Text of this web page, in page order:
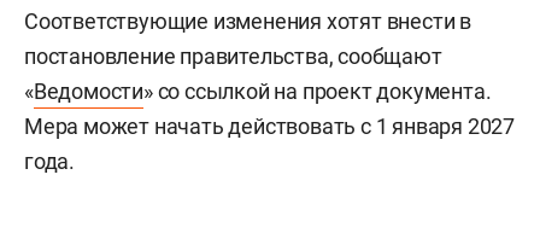
Соответствующие изменения хотят внести в
постановление правительства, сообщают
«Ведомости» со ссылкой на проект документа.
Мера может начать действовать с 1 января 2027
года.